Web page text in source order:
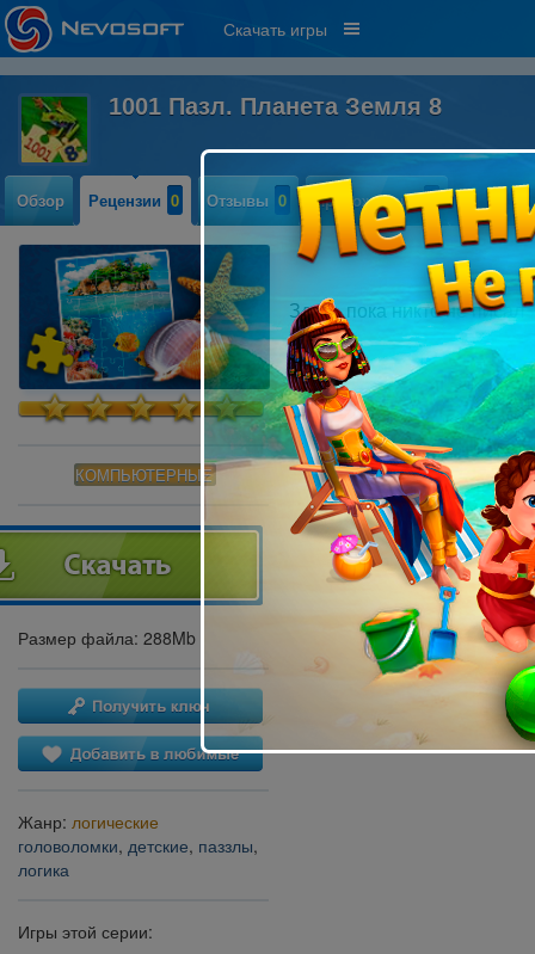
Скачать игры
1001 Пазл. Планета Земля 8
Обзор Рецензии 0 Отзывы 0 Прохождение 0
КОМПЬЮТЕРНЫЕ
Размер файла: 288Mb
Жанр: логические
головоломки, детские, паззлы,
логика
Игры этой серии:
Здесь пока никто не писал